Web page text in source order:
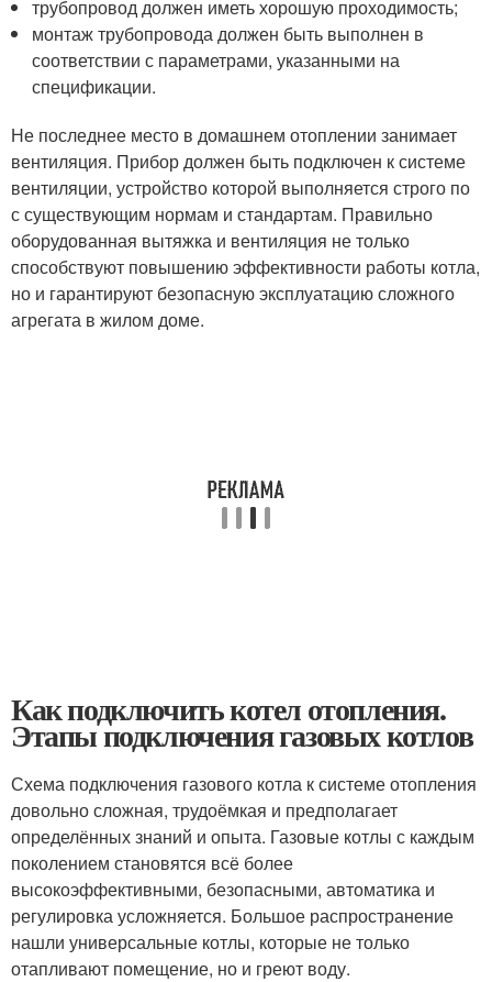
трубопровод должен иметь хорошую проходимость;
монтаж трубопровода должен быть выполнен в
соответствии с параметрами, указанными на
спецификации.
Не последнее место в домашнем отоплении занимает
вентиляция. Прибор должен быть подключен к системе
вентиляции, устройство которой выполняется строго по
с существующим нормам и стандартам. Правильно
оборудованная вытяжка и вентиляция не только
способствуют повышению эффективности работы котла,
но и гарантируют безопасную эксплуатацию сложного
агрегата в жилом доме.
Как подключить котел отопления.
Этапы подключения газовых котлов
Схема подключения газового котла к системе отопления
довольно сложная, трудоёмкая и предполагает
определённых знаний и опыта. Газовые котлы с каждым
поколением становятся всё более
высокоэффективными, безопасными, автоматика и
регулировка усложняется. Большое распространение
нашли универсальные котлы, которые не только
отапливают помещение, но и греют воду.